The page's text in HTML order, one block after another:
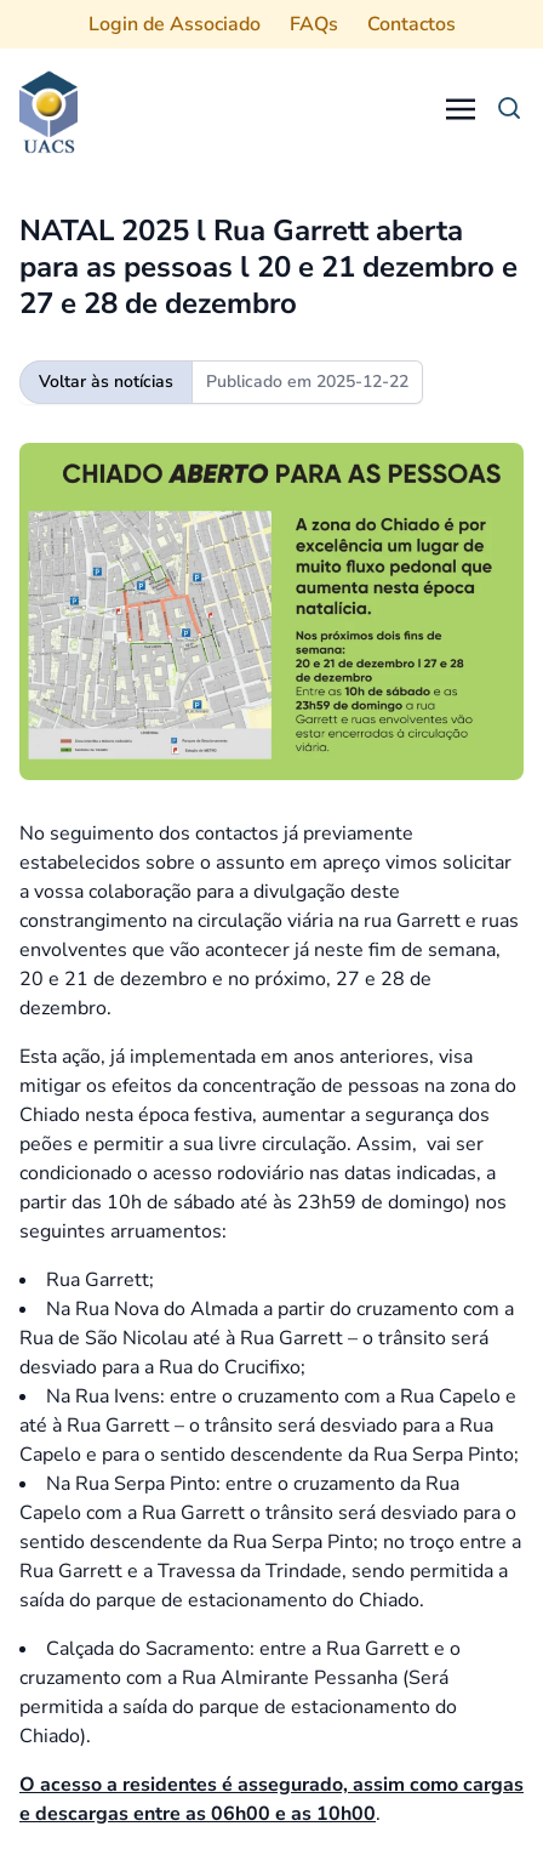
Login de Associado FAQs Contactos
NATAL 2025 l Rua Garrett aberta
para as pessoas l 20 e 21 dezembro e
27 e 28 de dezembro
Voltar às notícias Publicado em 2025-12-22
No seguimento dos contactos já previamente
estabelecidos sobre o assunto em apreço vimos solicitar
a vossa colaboração para a divulgação deste
constrangimento na circulação viária na rua Garrett e ruas
envolventes que vão acontecer já neste fim de semana,
20 e 21 de dezembro e no próximo, 27 e 28 de
dezembro.
Esta ação, já implementada em anos anteriores, visa
mitigar os efeitos da concentração de pessoas na zona do
Chiado nesta época festiva, aumentar a segurança dos
peões e permitir a sua livre circulação. Assim, vai ser
condicionado o acesso rodoviário nas datas indicadas, a
partir das 10h de sábado até às 23h59 de domingo) nos
seguintes arruamentos:
Rua Garrett;
Na Rua Nova do Almada a partir do cruzamento com a
Rua de São Nicolau até à Rua Garrett – o trânsito será
desviado para a Rua do Crucifixo;
Na Rua Ivens: entre o cruzamento com a Rua Capelo e
até à Rua Garrett – o trânsito será desviado para a Rua
Capelo e para o sentido descendente da Rua Serpa Pinto;
Na Rua Serpa Pinto: entre o cruzamento da Rua
Capelo com a Rua Garrett o trânsito será desviado para o
sentido descendente da Rua Serpa Pinto; no troço entre a
Rua Garrett e a Travessa da Trindade, sendo permitida a
saída do parque de estacionamento do Chiado.
Calçada do Sacramento: entre a Rua Garrett e o
cruzamento com a Rua Almirante Pessanha (Será
permitida a saída do parque de estacionamento do
Chiado).
O acesso a residentes é assegurado, assim como cargas
e descargas entre as 06h00 e as 10h00.